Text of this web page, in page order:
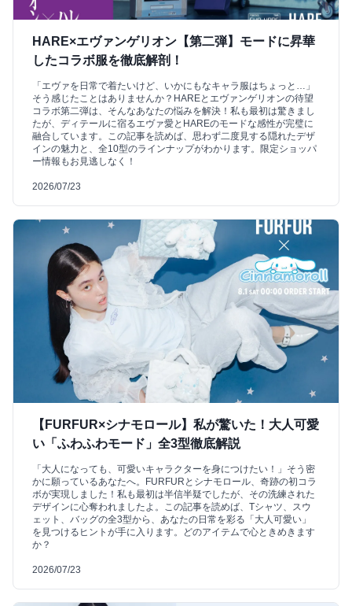
HARE×エヴァンゲリオン【第二弾】モードに昇華
したコラボ服を徹底解剖！
「エヴァを日常で着たいけど、いかにもなキャラ服はちょっと…」
そう感じたことはありませんか？HAREとエヴァンゲリオンの待望
コラボ第二弾は、そんなあなたの悩みを解決！私も最初は驚きまし
たが、ディテールに宿るエヴァ愛とHAREのモードな感性が完璧に
融合しています。この記事を読めば、思わず二度見する隠れたデザ
インの魅力と、全10型のラインナップがわかります。限定ショッパ
ー情報もお見逃しなく！
2026/07/23
【FURFUR×シナモロール】私が驚いた！大人可愛
い「ふわふわモード」全3型徹底解説
「大人になっても、可愛いキャラクターを身につけたい！」そう密
かに願っているあなたへ。FURFURとシナモロール、奇跡の初コラ
ボが実現しました！私も最初は半信半疑でしたが、その洗練された
デザインに心奪われましたよ。この記事を読めば、Tシャツ、スウ
ェット、バッグの全3型から、あなたの日常を彩る「大人可愛い」
を見つけるヒントが手に入ります。どのアイテムで心ときめきます
か？
2026/07/23